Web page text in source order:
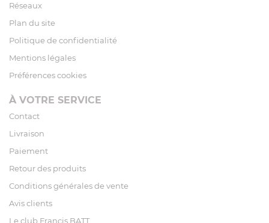
Réseaux
Plan du site
Politique de confidentialité
Mentions légales
Préférences cookies
À VOTRE SERVICE
Contact
Livraison
Paiement
Retour des produits
Conditions générales de vente
Avis clients
Le club Francis BATT